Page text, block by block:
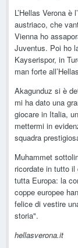
L’Hellas Verona è
austriaco, che
Vienna ho
Juventus. Poi ho
Kayserispor, in
man forte
Akagunduz si è
mi ha dato una
giocare in Italia,
mettermi in
squadra
Muhammet
ricordate in tutto
tutta Europa: la
coppe europee
felice di vestire
storia".
hellasverona.it